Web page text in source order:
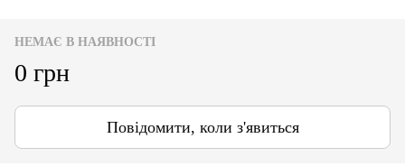
НЕМАЄ В НАЯВНОСТІ
0 грн
Повідомити, коли з'явиться